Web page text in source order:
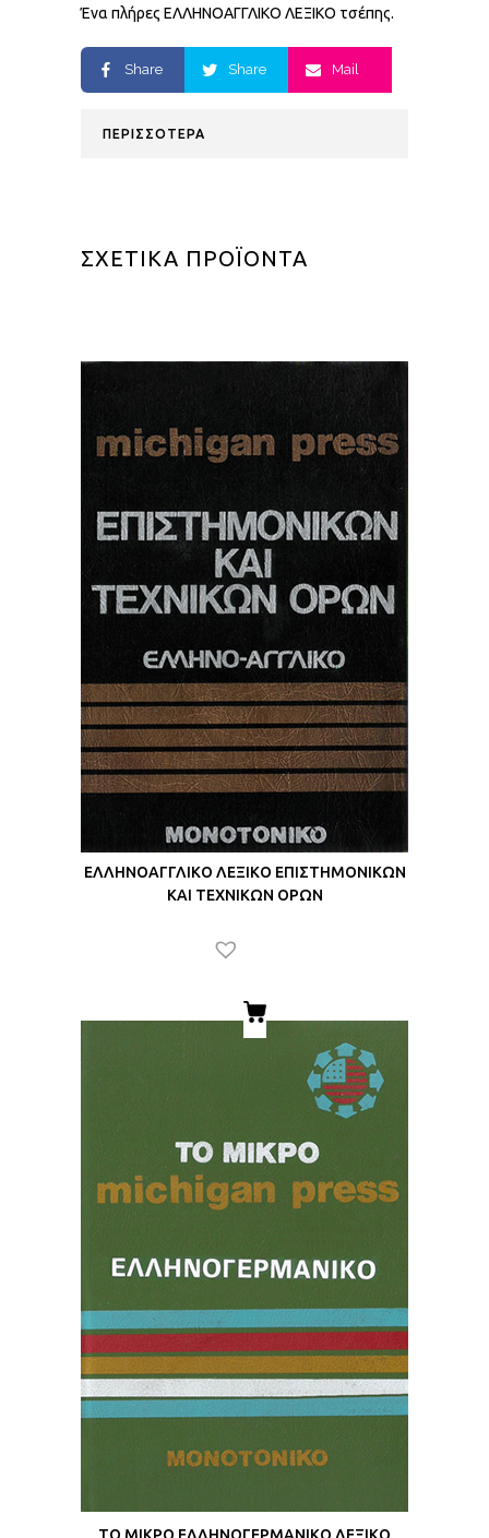
Ένα πλήρες ΕΛΛΗΝΟΑΓΓΛΙΚΟ ΛΕΞΙΚΟ τσέπης.
Share Share Mail
ΠΕΡΙΣΣΟΤΕΡΑ
ΣΧΕΤΙΚΑ ΠΡΟΪΟΝΤΑ
ΕΛΛΗΝΟΑΓΓΛΙΚΟ ΛΕΞΙΚΟ ΕΠΙΣΤΗΜΟΝΙΚΩΝ
ΚΑΙ ΤΕΧΝΙΚΩΝ ΟΡΩΝ